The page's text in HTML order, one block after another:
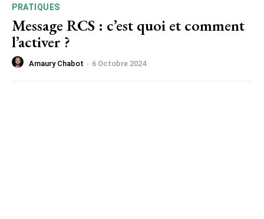
PRATIQUES
Message RCS : c’est quoi et comment
l’activer ?
Amaury Chabot - 6 Octobre 2024